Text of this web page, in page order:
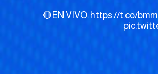
🔴EN VIVO: https://t.co/